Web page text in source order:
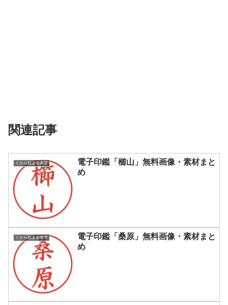
関連記事
くから始まる名字
電子印鑑「櫛山」無料画像・素材まと
め
くから始まる名字
電子印鑑「桑原」無料画像・素材まと
め